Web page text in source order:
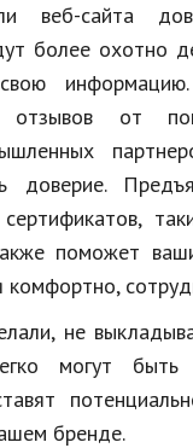
веб-сайта
более охотно
отзывов от
доверие.
поможет
комфортно,
не
могут быть
бренде.